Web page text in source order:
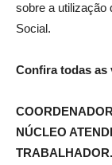
sobre a utilização
Social.
Confira todas as
NÚCLEO